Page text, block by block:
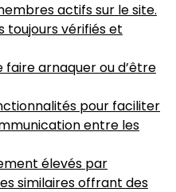
actifs sur le site.
toujours vérifiés et
faire arnaquer ou d’être
pour faciliter
entre les
élevés par
similaires offrant des